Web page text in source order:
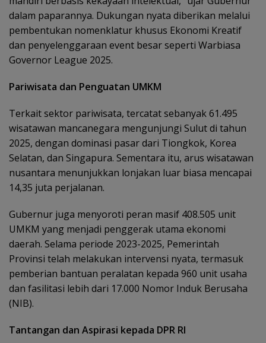
dalam paparannya. Dukungan nyata diberikan melalui
pembentukan nomenklatur khusus Ekonomi Kreatif
dan penyelenggaraan event besar seperti Warbiasa
Governor League 2025.
Pariwisata dan Penguatan UMKM
Terkait sektor pariwisata, tercatat sebanyak 61.495
wisatawan mancanegara mengunjungi Sulut di tahun
2025, dengan dominasi pasar dari Tiongkok, Korea
Selatan, dan Singapura. Sementara itu, arus wisatawan
nusantara menunjukkan lonjakan luar biasa mencapai
14,35 juta perjalanan.
Gubernur juga menyoroti peran masif 408.505 unit
UMKM yang menjadi penggerak utama ekonomi
daerah. Selama periode 2023-2025, Pemerintah
Provinsi telah melakukan intervensi nyata, termasuk
pemberian bantuan peralatan kepada 960 unit usaha
dan fasilitasi lebih dari 17.000 Nomor Induk Berusaha
(NIB).
Tantangan dan Aspirasi kepada DPR RI